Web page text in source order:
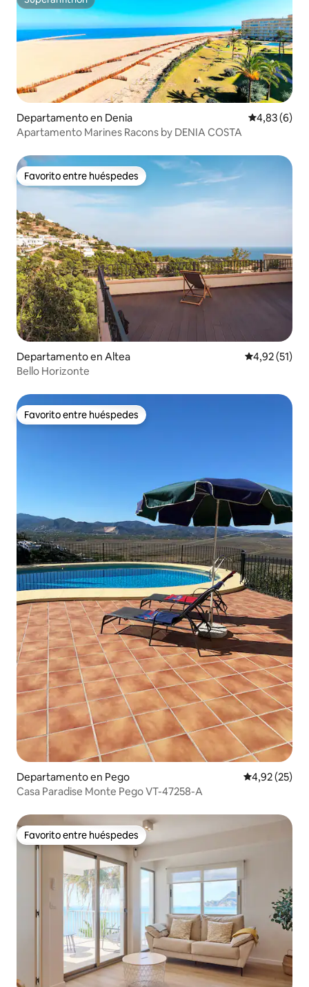
Superanfitrión
Departamento en Denia Calificación
4,83 (6)
Apartamento Marines Racons by DENIA COSTA
Favorito entre huéspedes
Favorito entre huéspedes
Departamento en Altea Calificación
4,92 (51)
Bello Horizonte
Favorito entre huéspedes
Favorito entre huéspedes
Departamento en Pego Calificación
4,92 (25)
Casa Paradise Monte Pego VT-47258-A
Favorito entre huéspedes
Favorito entre huéspedes